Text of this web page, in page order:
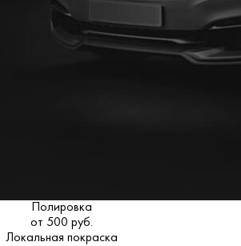
Полировка
от 500 руб.
Локальная покраска